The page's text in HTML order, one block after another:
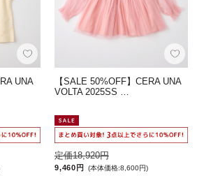
UNA
【SALE 50%OFF】CERA UNA
VOLTA 2025SS …
定価18,920円
9,460円 (本体価格:8,600円)